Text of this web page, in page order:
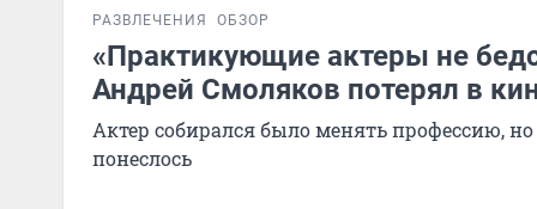
РАЗВЛЕЧЕНИЯ ОБЗОР
«Практикующие актеры не
Андрей Смоляков потерял в
Актер собирался было менять профессию,
понеслось